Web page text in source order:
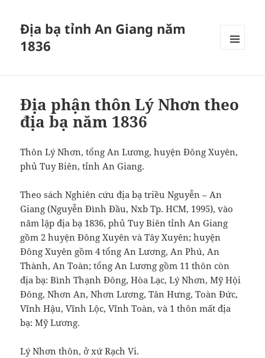
Địa bạ tỉnh An Giang năm
1836
Địa phận thôn Lý Nhơn theo
địa bạ năm 1836
Thôn Lý Nhơn, tổng An Lương, huyện Đông Xuyên,
phủ Tuy Biên, tỉnh An Giang.
Theo sách Nghiên cứu địa bạ triều Nguyễn – An
Giang (Nguyễn Đình Đầu, Nxb Tp. HCM, 1995), vào
năm lập địa bạ 1836, phủ Tuy Biên tỉnh An Giang
gồm 2 huyện Đông Xuyên và Tây Xuyên; huyện
Đông Xuyên gồm 4 tổng An Lương, An Phú, An
Thành, An Toàn; tổng An Lương gồm 11 thôn còn
địa bạ: Bình Thạnh Đông, Hòa Lạc, Lý Nhơn, Mỹ Hội
Đông, Nhơn An, Nhơn Lương, Tân Hưng, Toàn Đức,
Vĩnh Hậu, Vĩnh Lộc, Vĩnh Toàn, và 1 thôn mất địa
bạ: Mỹ Lương.
Lý Nhơn thôn, ở xứ Rạch Vi.